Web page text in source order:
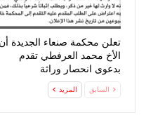
تعلن محكمة صنعاء الجديدة أن
الأخ محمد العرفطي تقدم
بدعوى انحصار وراثة
السابق المزيد